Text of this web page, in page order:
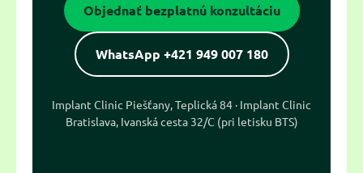
Objednať bezplatnú konzultáciu
WhatsApp +421 949 007 180
Implant Clinic Piešťany, Teplická 84 · Implant Clinic
Bratislava, Ivanská cesta 32/C (pri letisku BTS)